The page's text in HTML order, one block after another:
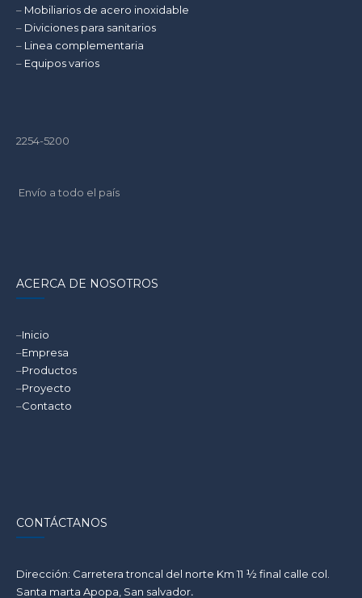
INDUSTRIALES.
– Mobiliarios de acero inoxidable
– Diviciones para sanitarios
– Linea complementaria
– Equipos varios
2254-5200
Envío a todo el país
ACERCA DE NOSOTROS
–Inicio
–Empresa
–Productos
–Proyecto
–Contacto
CONTÁCTANOS
Dirección: Carretera troncal del norte Km 11 ½ final calle col.
Santa marta Apopa, San salvador.